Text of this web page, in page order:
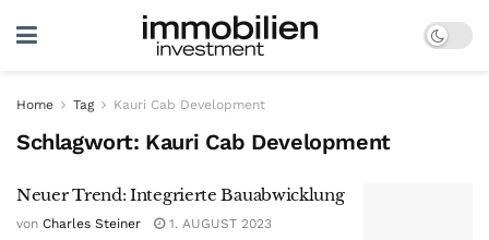
Home Tag Kauri Cab Development
Schlagwort: Kauri Cab Development
Neuer Trend: Integrierte Bauabwicklung
von Charles Steiner 1. AUGUST 2023